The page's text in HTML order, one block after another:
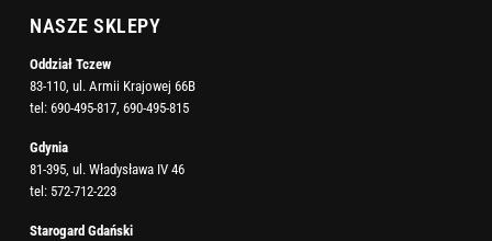
NASZE SKLEPY
Oddział Tczew
83-110, ul. Armii Krajowej 66B
tel: 690-495-817, 690-495-815
Gdynia
81-395, ul. Władysława IV 46
tel: 572-712-223
Starogard Gdański